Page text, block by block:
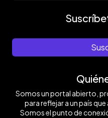
Somos un portal abierto,
para reflejar a un país que
Somos el punto de